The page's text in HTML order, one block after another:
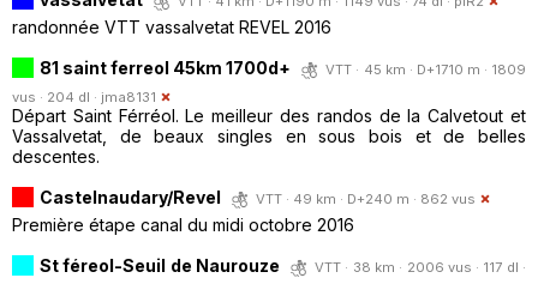
randonnée VTT vassalvetat REVEL 2016
81 saint ferreol 45km 1700d+
VTT · 45 km · D+1710 m · 1809
vus · 204 dl · jma8131
Départ Saint Férréol. Le meilleur des randos de la Calvetout et
Vassalvetat, de beaux singles en sous bois et de belles
descentes.
Castelnaudary/Revel
VTT · 49 km · D+240 m · 862 vus
Première étape canal du midi octobre 2016
St féreol-Seuil de Naurouze
VTT · 38 km · 2006 vus · 117 dl ·